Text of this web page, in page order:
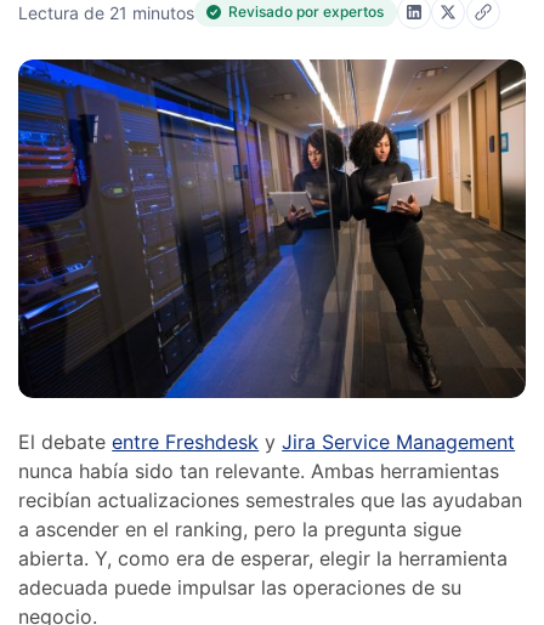
Lectura de 21 minutos
Revisado por expertos
El debateentre Freshdesk yJira Service Management
nunca había sido tan relevante. Ambas herramientas
recibían actualizaciones semestrales que las ayudaban
a ascender en el ranking, pero la pregunta sigue
abierta. Y, como era de esperar, elegir la herramienta
adecuada puede impulsar las operaciones de su
negocio.